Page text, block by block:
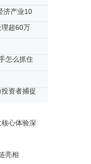
济产业10
超60万
怎么抓住
资者捕捉
心体验深
亮相